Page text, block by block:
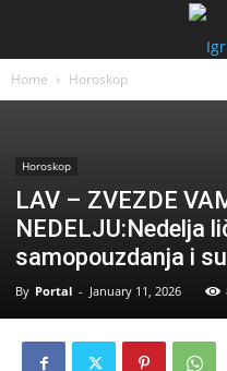
Home Horoskop
Horoskop
LAV – ZVEZDE
NEDELJU:Nedelja
samopouzdanja i
By Portal - January 11, 2026